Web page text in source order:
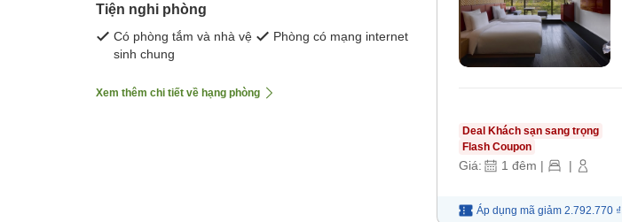
Tiện nghi phòng
Có phòng tắm và nhà vệ
sinh chung
Phòng có mạng internet
Xem thêm chi tiết về hạng phòng
Deal Khách sạn sang trọng
Flash Coupon
Giá: 1 đêm | |
Áp dụng mã giảm 2.792.770 ₫